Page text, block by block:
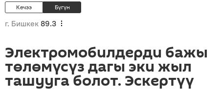
Кечээ Бүгүн
г. Бишкек 89.3
Электромобилдерди бажы
төлөмүсүз дагы эки жыл
ташууга болот. Эскертүү